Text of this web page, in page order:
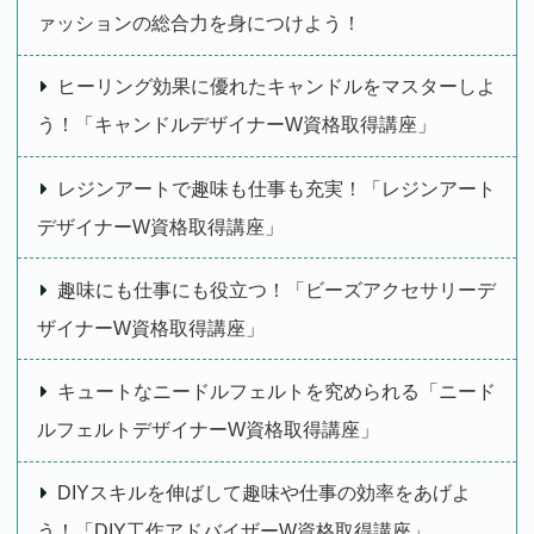
ァッションの総合力を身につけよう！
ヒーリング効果に優れたキャンドルをマスターしよ
う！「キャンドルデザイナーW資格取得講座」
レジンアートで趣味も仕事も充実！「レジンアート
デザイナーW資格取得講座」
趣味にも仕事にも役立つ！「ビーズアクセサリーデ
ザイナーW資格取得講座」
キュートなニードルフェルトを究められる「ニード
ルフェルトデザイナーW資格取得講座」
DIYスキルを伸ばして趣味や仕事の効率をあげよ